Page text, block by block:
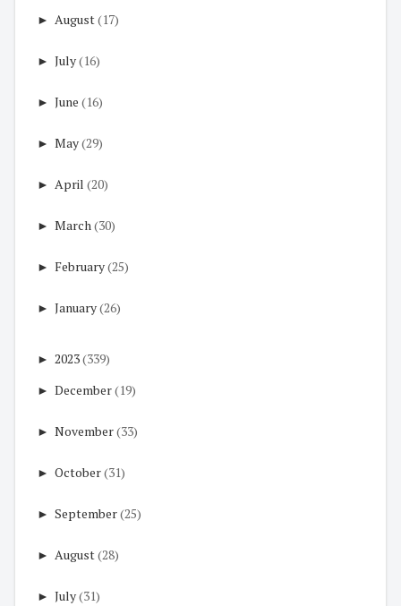
► August(17)
► July(16)
► June (16)
► May(29)
► April (20)
► March(30)
► February(25)
► January(26)
► 2023(339)
► December(19)
► November(33)
► October(31)
► September(25)
► August(28)
► July(31)